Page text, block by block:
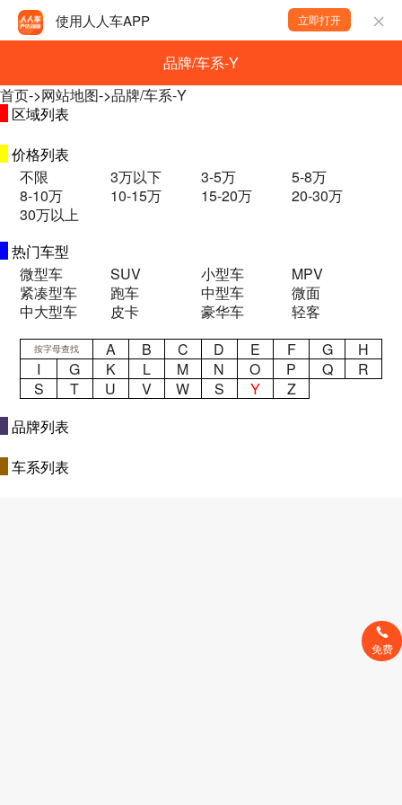
使用人人车APP 立即打开
品牌/车系-Y
首页->网站地图->品牌/车系-Y
区域列表
价格列表
不限
3万以下 3-5万
5-8万
8-10万
10-15万 15-20万
20-30万
30万以上
热门车型
微型车
SUV 小型车
MPV
紧凑型车
跑车 中型车
微面
中大型车
皮卡 豪华车 轻客
按字母查找 A B C D E F G
H
I
G K L M N O P Q
R
S
T U V W S Y
Z
品牌列表
车系列表
免费